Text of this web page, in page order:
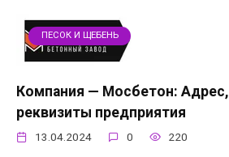
ПЕСОК И ЩЕБЕНЬ
Компания — Мосбетон:
реквизиты предприятия
13.04.2024 0 220